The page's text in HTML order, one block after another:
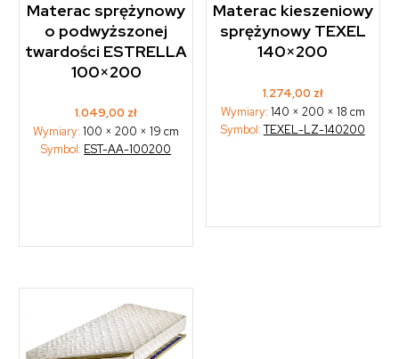
Materac sprężynowy
o podwyższonej
twardości ESTRELLA
100×200
1.049,00 zł
Wymiary:100 × 200 × 19 cm
Symbol: EST-AA-100200
Materac kieszeniowy
sprężynowy TEXEL
140×200
1.274,00 zł
Wymiary: 140 × 200 × 18 cm
Symbol:TEXEL-LZ-140200